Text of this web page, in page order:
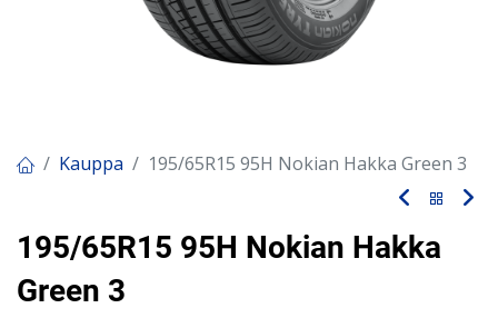
Kauppa 195/65R15 95H Nokian Hakka Green 3
195/65R15 95H Nokian Hakka
Green 3